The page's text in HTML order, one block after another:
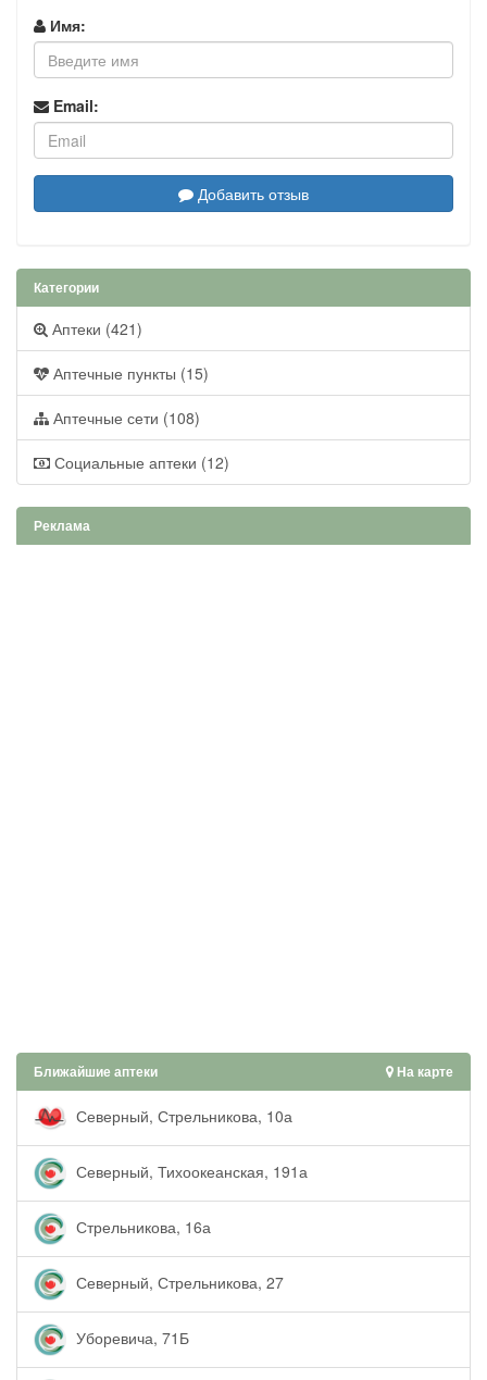
Имя:
Email:
Добавить отзыв
Категории
Аптеки (421)
Аптечные пункты (15)
Аптечные сети (108)
Социальные аптеки (12)
Реклама
Ближайшие аптеки На карте
Северный, Стрельникова, 10а
Северный, Тихоокеанская, 191а
Стрельникова, 16а
Северный, Стрельникова, 27
Уборевича, 71Б